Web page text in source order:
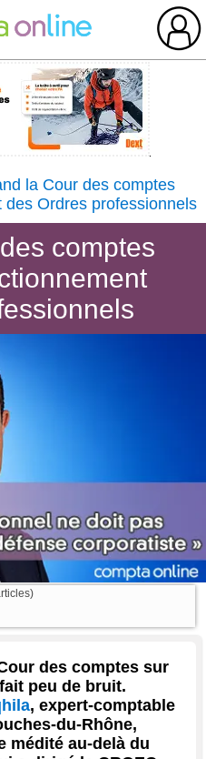
la Cour des comptes
Ordres professionnels
comptes
des comptes sur
peu de bruit.
, expert-comptable
du-Rhône,
médité au-delà du